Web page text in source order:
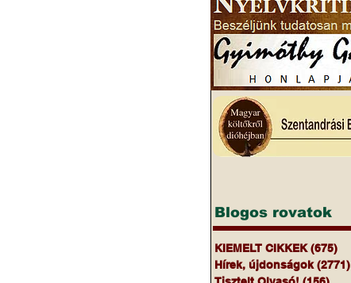
Blogos rovatok
KIEMELT CIKKEK (675)
Hírek, újdonságok (2771)